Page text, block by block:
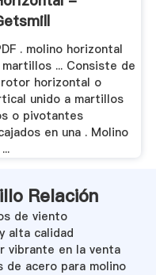
. molino horizontal
... Consiste de
rotor horizontal o
unido a martillos
o pivotantes
en una . Molino
Relación
de viento
alta calidad
vibrante en la venta
de acero para molino